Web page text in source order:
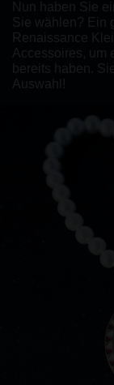
Nun haben Sie
Sie wählen? Ein
Renaissance
Accessoires, um
bereits haben.
Auswahl!